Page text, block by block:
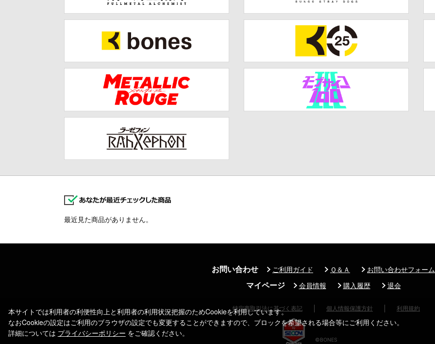
最近見た商品がありません。
お問い合わせ ご利用ガイド Ｑ＆Ａ お問い合わせフォーム
マイページ 会員情報 購入履歴 退会
特定商取引法に基づく表記 個人情報保護方針 利用規約
©BONES
本サイトでは利用者の利便性向上と利用者の利用状況把握のためCookieを利用しています。
なおCookieの設定はご利用のブラウザの設定でも変更することができますので、ブロックを希望される場合等にご利用ください。
詳細については プライバシーポリシー をご確認ください。